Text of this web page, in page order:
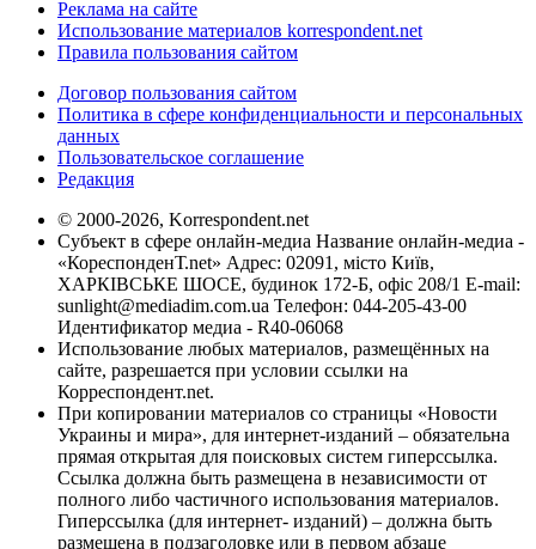
Реклама на сайте
Использование материалов korrespondent.net
Правила пользования сайтом
Договор пользования сайтом
Политика в сфере конфиденциальности и персональных
данных
Пользовательское соглашение
Редакция
© 2000-2026, Korrespondent.net
Субъект в сфере онлайн-медиа Название онлайн-медиа -
«КореспонденТ.net» Адрес: 02091, місто Київ,
ХАРКІВСЬКЕ ШОСЕ, будинок 172-Б, офіс 208/1 E-mail:
sunlight@mediadim.com.ua Телефон: 044-205-43-00
Идентификатор медиа - R40-06068
Использование любых материалов, размещённых на
сайте, разрешается при условии ссылки на
Корреспондент.net.
При копировании материалов со страницы «Новости
Украины и мира», для интернет-изданий – обязательна
прямая открытая для поисковых систем гиперссылка.
Ссылка должна быть размещена в независимости от
полного либо частичного использования материалов.
Гиперссылка (для интернет- изданий) – должна быть
размещена в подзаголовке или в первом абзаце